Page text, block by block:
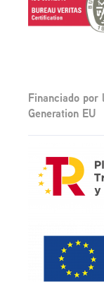
Financiado por
Generation EU